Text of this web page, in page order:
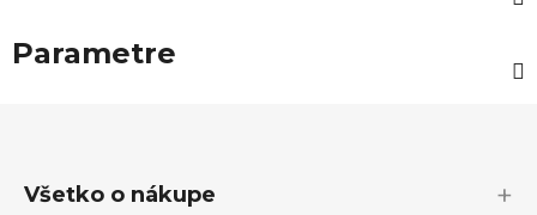
Parametre
Všetko o nákupe